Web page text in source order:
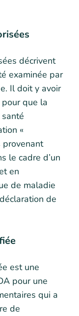
décrivent
examinée par
Il doit y avoir
que la
«
provenant
le cadre d’un
en
de maladie
de
est une
pour une
qui a
de